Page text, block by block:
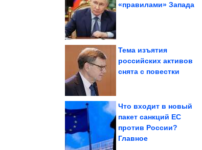
«правилами» Запада
Тема изъятия
российских активов
снята с повестки
Что входит в новый
пакет санкций ЕС
против России?
Главное